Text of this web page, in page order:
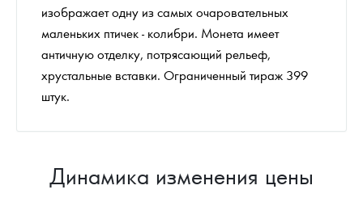
изображает одну из самых очаровательных
маленьких птичек - колибри. Монета имеет
античную отделку, потрясающий рельеф,
хрустальные вставки. Ограниченный тираж 399
штук.
Динамика изменения цены